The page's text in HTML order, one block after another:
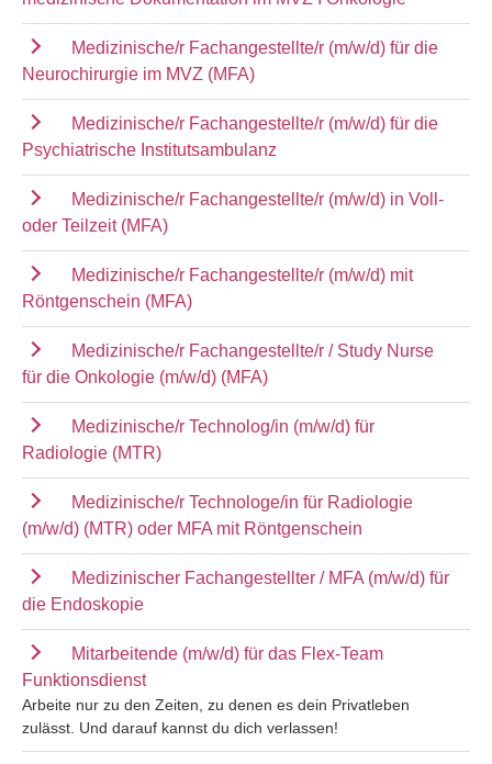
Medizinische/r Fachangestellte/r (m/w/d) für die
Neurochirurgie im MVZ (MFA)
Medizinische/r Fachangestellte/r (m/w/d) für die
Psychiatrische Institutsambulanz
Medizinische/r Fachangestellte/r (m/w/d) in Voll-
oder Teilzeit (MFA)
Medizinische/r Fachangestellte/r (m/w/d) mit
Röntgenschein (MFA)
Medizinische/r Fachangestellte/r / Study Nurse
für die Onkologie (m/w/d) (MFA)
Medizinische/r Technolog/in (m/w/d) für
Radiologie (MTR)
Medizinische/r Technologe/in für Radiologie
(m/w/d) (MTR) oder MFA mit Röntgenschein
Medizinischer Fachangestellter / MFA (m/w/d) für
die Endoskopie
Mitarbeitende (m/w/d) für das Flex-Team
Funktionsdienst
Arbeite nur zu den Zeiten, zu denen es dein Privatleben
zulässt. Und darauf kannst du dich verlassen!